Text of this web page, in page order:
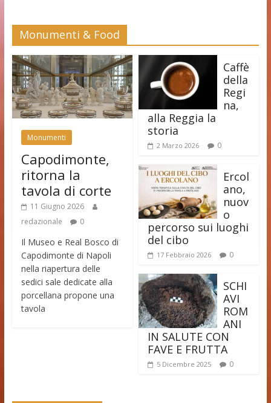
Monumenti & Food
Monumenti
Capodimonte,
ritorna la
tavola di corte
11 Giugno 2026
redazionale
0
Il Museo e Real Bosco di
Capodimonte di Napoli
nella riapertura delle
sedici sale dedicate alla
porcellana propone una
tavola
Caffè
della
Regi
na,
alla Reggia la
storia
2 Marzo 2026 0
Ercol
ano,
nuov
o
percorso sui luoghi
del cibo
17 Febbraio 2026 0
SCHI
AVI
ROM
ANI
IN SALUTE CON
FAVE E FRUTTA
5 Dicembre 2025 0